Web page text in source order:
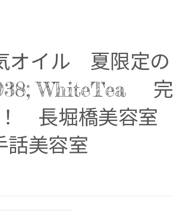
オイル 夏限定の
WhiteTea 完
！ 長堀橋美容室
話美容室